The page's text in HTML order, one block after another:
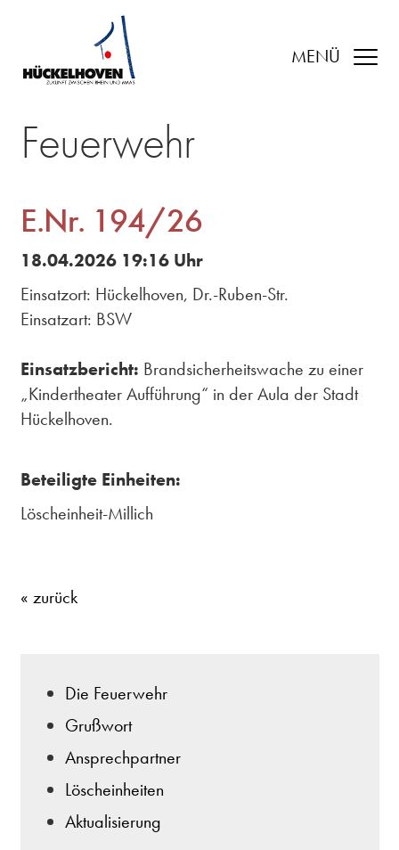
MENÜ
Feuerwehr
E.Nr. 194/26
18.04.2026 19:16 Uhr
Einsatzort: Hückelhoven, Dr.-Ruben-Str.
Einsatzart: BSW
Einsatzbericht: Brandsicherheitswache zu einer
„Kindertheater Aufführung“ in der Aula der Stadt
Hückelhoven.
Beteiligte Einheiten:
Löscheinheit-Millich
« zurück
Die Feuerwehr
Grußwort
Ansprechpartner
Löscheinheiten
Aktualisierung